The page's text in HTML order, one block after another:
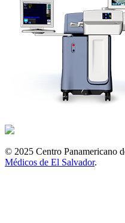
© 2025 Centro Panamericano
Médicos de El Salvador.